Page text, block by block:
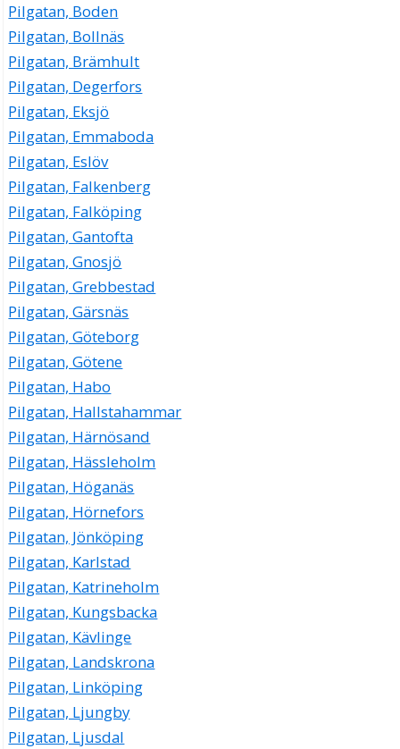
Pilgatan, Boden
Pilgatan, Bollnäs
Pilgatan, Brämhult
Pilgatan, Degerfors
Pilgatan, Eksjö
Pilgatan, Emmaboda
Pilgatan, Eslöv
Pilgatan, Falkenberg
Pilgatan, Falköping
Pilgatan, Gantofta
Pilgatan, Gnosjö
Pilgatan, Grebbestad
Pilgatan, Gärsnäs
Pilgatan, Göteborg
Pilgatan, Götene
Pilgatan, Habo
Pilgatan, Hallstahammar
Pilgatan, Härnösand
Pilgatan, Hässleholm
Pilgatan, Höganäs
Pilgatan, Hörnefors
Pilgatan, Jönköping
Pilgatan, Karlstad
Pilgatan, Katrineholm
Pilgatan, Kungsbacka
Pilgatan, Kävlinge
Pilgatan, Landskrona
Pilgatan, Linköping
Pilgatan, Ljungby
Pilgatan, Ljusdal